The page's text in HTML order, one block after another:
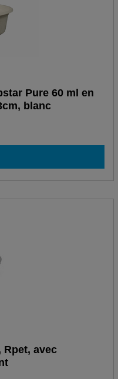
Pure 60 ml en
blanc
Rpet, avec